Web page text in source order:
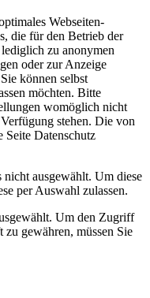
Webseiten-
die für den Betrieb der
zu anonymen
oder zur Anzeige
können selbst
möchten. Bitte
womöglich nicht
stehen. Die von
Seite Datenschutz
nicht ausgewählt. Um diese
per Auswahl zulassen.
Um den Zugriff
zu gewähren, müssen Sie